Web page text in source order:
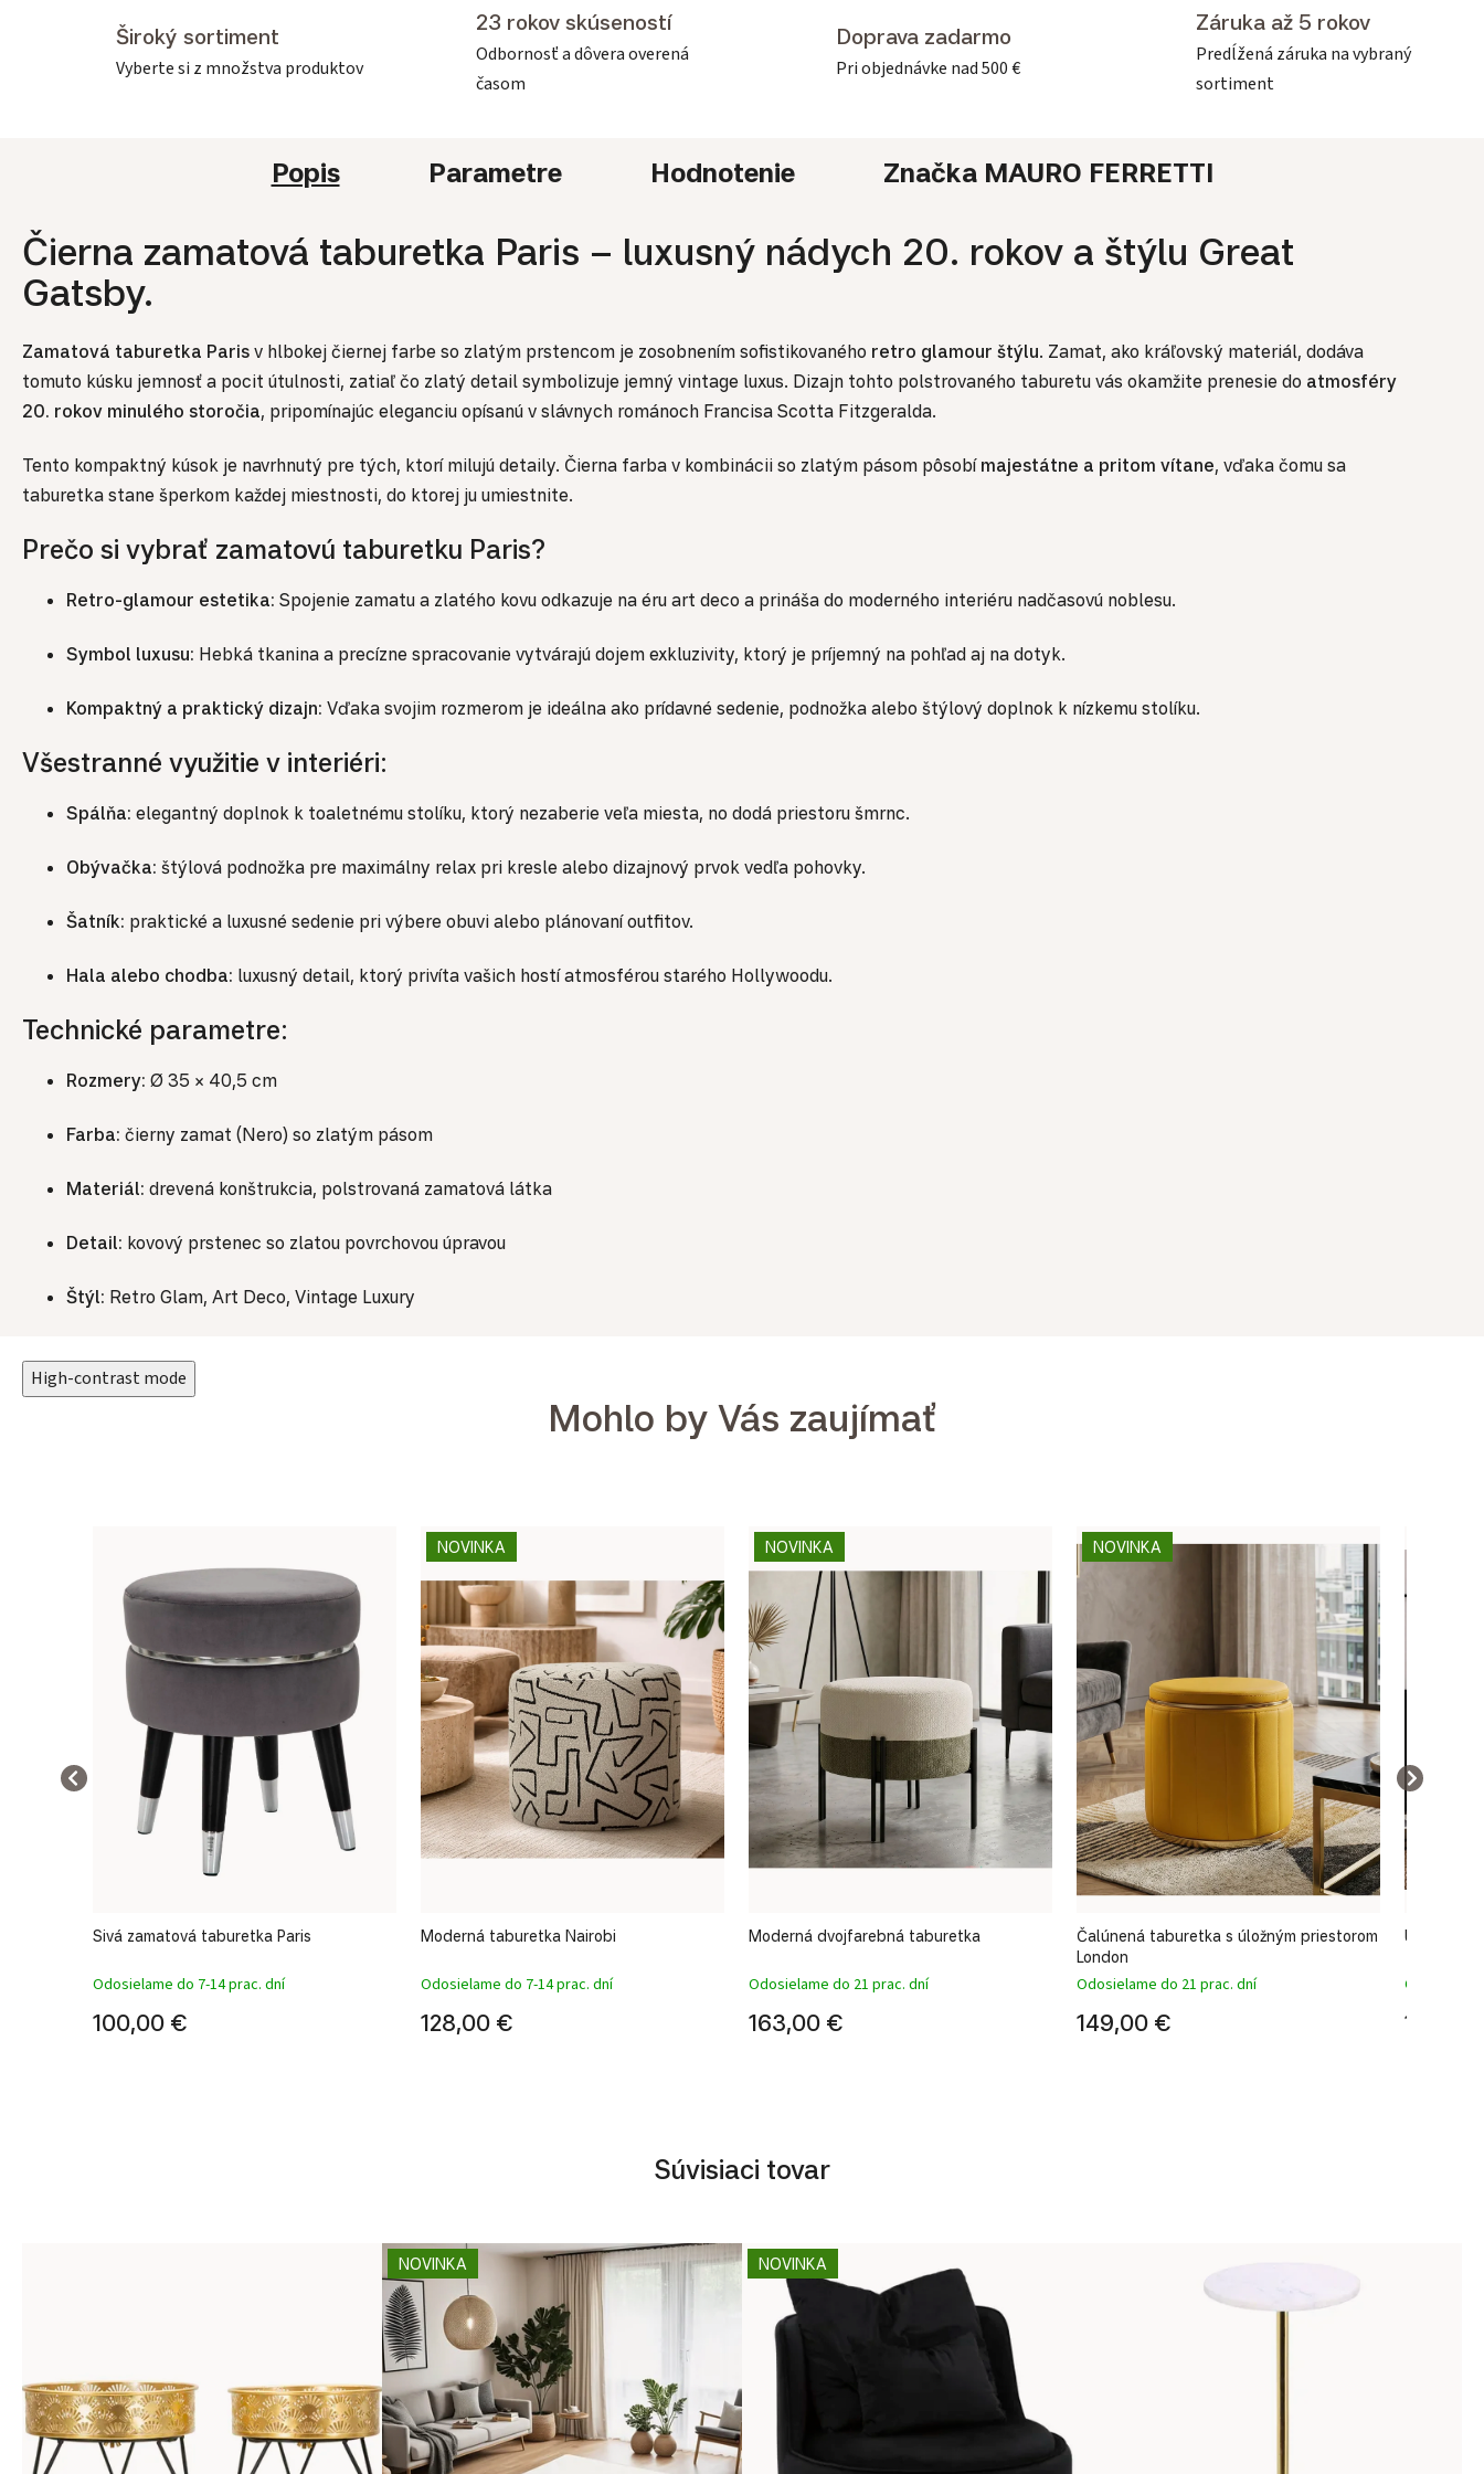
Široký sortiment
Vyberte si z množstva produktov
23 rokov skúseností
Odbornosť a dôvera overená
časom
Doprava zadarmo
Pri objednávke nad 500 €
Záruka až 5 rokov
Predĺžená záruka na vybraný
sortiment
Popis Parametre Hodnotenie ZnačkaMAURO FERRETTI
Čierna zamatová taburetka Paris – luxusný nádych 20. rokov a štýlu Great
Gatsby.
Zamatová taburetka Paris v hlbokej čiernej farbe so zlatým prstencom je zosobnením sofistikovaného retro glamour štýlu. Zamat, ako kráľovský materiál, dodáva
tomuto kúsku jemnosť a pocit útulnosti, zatiaľ čo zlatý detail symbolizuje jemný vintage luxus. Dizajn tohto polstrovaného taburetu vás okamžite prenesie do atmosféry
20. rokov minulého storočia, pripomínajúc eleganciu opísanú v slávnych románoch Francisa Scotta Fitzgeralda.
Tento kompaktný kúsok je navrhnutý pre tých, ktorí milujú detaily. Čierna farba v kombinácii so zlatým pásom pôsobí majestátne a pritom vítane, vďaka čomu sa
taburetka stane šperkom každej miestnosti, do ktorej ju umiestnite.
Prečo si vybrať zamatovú taburetku Paris?
Retro-glamour estetika: Spojenie zamatu a zlatého kovu odkazuje na éru art deco a prináša do moderného interiéru nadčasovú noblesu.
Symbol luxusu: Hebká tkanina a precízne spracovanie vytvárajú dojem exkluzivity, ktorý je príjemný na pohľad aj na dotyk.
Kompaktný a praktický dizajn: Vďaka svojim rozmerom je ideálna ako prídavné sedenie, podnožka alebo štýlový doplnok k nízkemu stolíku.
Všestranné využitie v interiéri:
Spálňa: elegantný doplnok k toaletnému stolíku, ktorý nezaberie veľa miesta, no dodá priestoru šmrnc.
Obývačka: štýlová podnožka pre maximálny relax pri kresle alebo dizajnový prvok vedľa pohovky.
Šatník: praktické a luxusné sedenie pri výbere obuvi alebo plánovaní outfitov.
Hala alebo chodba: luxusný detail, ktorý privíta vašich hostí atmosférou starého Hollywoodu.
Technické parametre:
Rozmery: Ø 35 × 40,5 cm
Farba: čierny zamat (Nero) so zlatým pásom
Materiál: drevená konštrukcia, polstrovaná zamatová látka
Detail: kovový prstenec so zlatou povrchovou úpravou
Štýl: Retro Glam, Art Deco, Vintage Luxury
High-contrast mode
Mohlo by Vás zaujímať
Sivá zamatová taburetka Paris
Odosielame do 7-14 prac. dní
100,00 €
NOVINKA
Moderná taburetka Nairobi
Odosielame do 7-14 prac. dní
128,00 €
NOVINKA
Moderná dvojfarebná taburetka
Odosielame do 21 prac. dní
163,00 €
NOVINKA
Čalúnená taburetka s úložným priestorom
London
Odosielame do 21 prac. dní
149,00 €
Úložná
122,00
Súvisiaci tovar
NOVINKA NOVINKA